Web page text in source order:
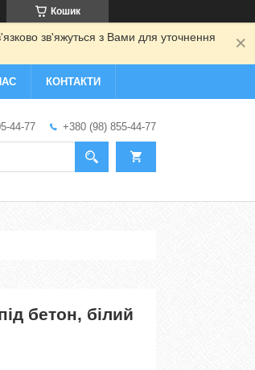
Кошик
зв'яжуться з Вами для уточнення
КОНТАКТИ
44-77 +380 (98) 855-44-77
бетон, білий